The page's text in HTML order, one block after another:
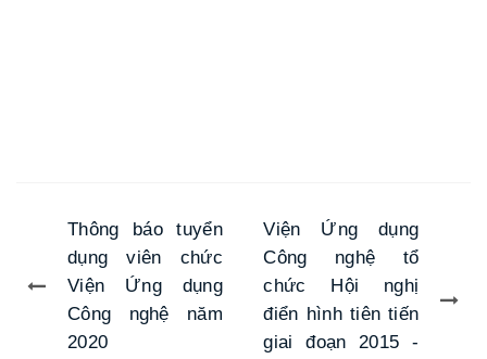
Thông báo tuyển
dụng viên chức
Viện Ứng dụng
Công nghệ năm
2020
Viện Ứng dụng
Công nghệ tổ
chức Hội nghị
điển hình tiên tiến
giai đoạn 2015 -